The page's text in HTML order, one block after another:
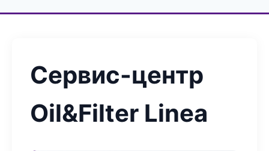
Сервис-центр
Oil&Filter Linea